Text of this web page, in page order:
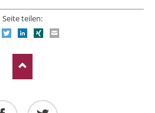
Seite teilen:
FacebookTwitterLinkedIn
Xing